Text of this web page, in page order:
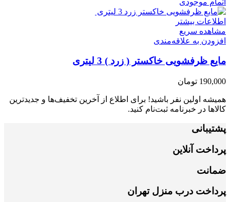
اتمام موجودی
اطلاعات بیشتر
مشاهده سریع
افزودن به علاقه‌مندی
مایع ظرفشویی خاکستر ( زرد ) 3 لیتری
190,000 تومان
همیشه اولین نفر باشید! برای اطلاع از آخرین تخفیف‌ها و جدیدترین
کالاها در خبرنامه ثبت‌نام کنید.
پشتیبانی
پرداخت آنلاین
ضمانت
پرداخت درب منزل تهران